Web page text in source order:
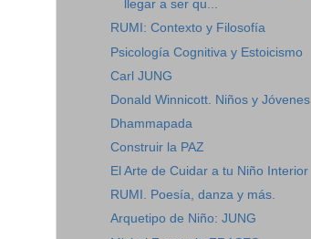
llegar a ser qu...
RUMI: Contexto y Filosofía
Psicología Cognitiva y Estoicismo
Carl JUNG
Donald Winnicott. Niños y Jóvenes
Dhammapada
Construir la PAZ
El Arte de Cuidar a tu Niño Interior
RUMI. Poesía, danza y más.
Arquetipo de Niño: JUNG